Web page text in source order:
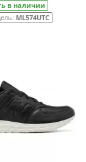
в наличии
ML574UTC